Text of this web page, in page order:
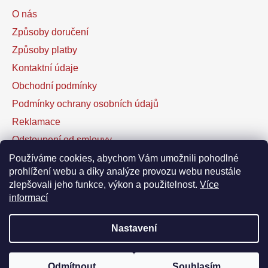
Používáme cookies, abychom Vám umožnili pohodlné
prohlížení webu a díky analýze provozu webu neustále
zlepšovali jeho funkce, výkon a použitelnost. Více
informací
Nastavení
O nás
Způsoby doručení
Způsoby platby
Kontaktní údaje
Obchodní podmínky
Podmínky ochrany osobních údajů
Reklamace
Odstoupení od smlouvy
Kontaktní formulář
Facebook
Vytvořil Shoptet